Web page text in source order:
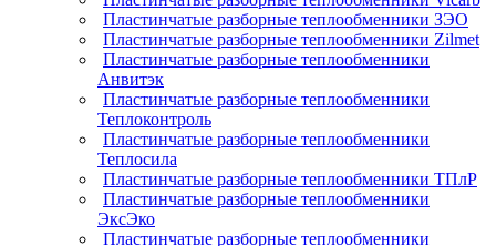
Пластинчатые разборные теплообменники ЗЭО
Пластинчатые разборные теплообменники Zilmet
Пластинчатые разборные теплообменники
Анвитэк
Пластинчатые разборные теплообменники
Теплоконтроль
Пластинчатые разборные теплообменники
Теплосила
Пластинчатые разборные теплообменники ТПлР
Пластинчатые разборные теплообменники
ЭксЭко
Пластинчатые разборные теплообменники